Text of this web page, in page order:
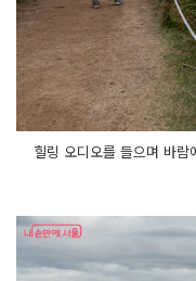
힐링 오디오를 들으며 바